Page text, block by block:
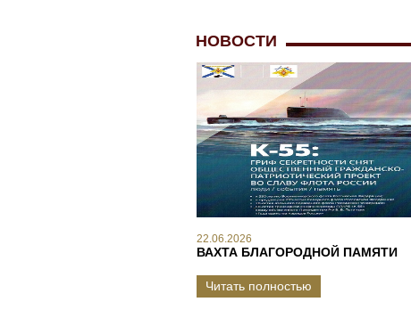
НОВОСТИ
22.06.2026
ВАХТА БЛАГОРОДНОЙ ПАМЯТИ
Читать полностью